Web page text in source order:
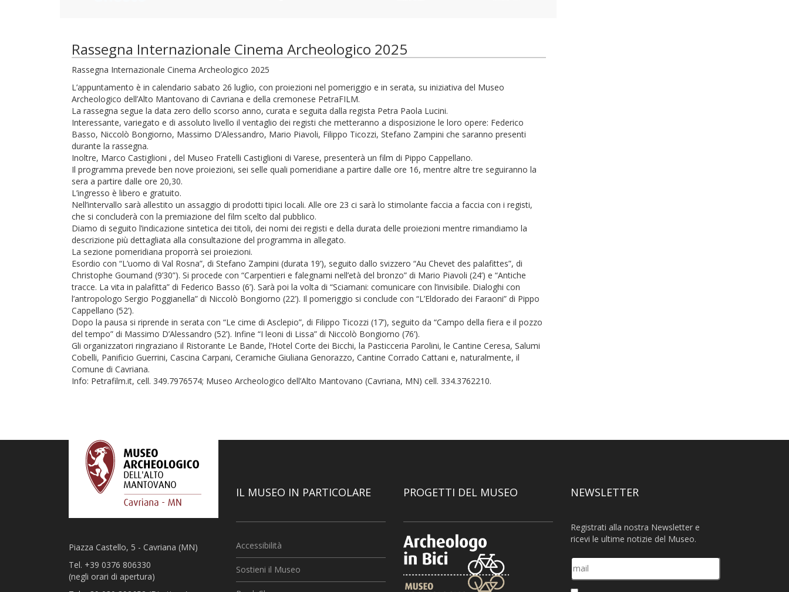
Rassegna Internazionale Cinema Archeologico 2025
Rassegna Internazionale Cinema Archeologico 2025
L’appuntamento è in calendario sabato 26 luglio, con proiezioni nel pomeriggio e in serata, su iniziativa del Museo
Archeologico dell’Alto Mantovano di Cavriana e della cremonese PetraFILM.
La rassegna segue la data zero dello scorso anno, curata e seguita dalla regista Petra Paola Lucini.
Interessante, variegato e di assoluto livello il ventaglio dei registi che metteranno a disposizione le loro opere: Federico
Basso, Niccolò Bongiorno, Massimo D’Alessandro, Mario Piavoli, Filippo Ticozzi, Stefano Zampini che saranno presenti
durante la rassegna.
Inoltre, Marco Castiglioni , del Museo Fratelli Castiglioni di Varese, presenterà un film di Pippo Cappellano.
Il programma prevede ben nove proiezioni, sei selle quali pomeridiane a partire dalle ore 16, mentre altre tre seguiranno la
sera a partire dalle ore 20,30.
L’ingresso è libero e gratuito.
Nell’intervallo sarà allestito un assaggio di prodotti tipici locali. Alle ore 23 ci sarà lo stimolante faccia a faccia con i registi,
che si concluderà con la premiazione del film scelto dal pubblico.
Diamo di seguito l’indicazione sintetica dei titoli, dei nomi dei registi e della durata delle proiezioni mentre rimandiamo la
descrizione più dettagliata alla consultazione del programma in allegato.
La sezione pomeridiana proporrà sei proiezioni.
Esordio con “L’uomo di Val Rosna”, di Stefano Zampini (durata 19’), seguito dallo svizzero “Au Chevet des palafittes”, di
Christophe Goumand (9’30”). Si procede con “Carpentieri e falegnami nell’età del bronzo” di Mario Piavoli (24’) e “Antiche
tracce. La vita in palafitta” di Federico Basso (6’). Sarà poi la volta di “Sciamani: comunicare con l’invisibile. Dialoghi con
l’antropologo Sergio Poggianella” di Niccolò Bongiorno (22’). Il pomeriggio si conclude con “L’Eldorado dei Faraoni” di Pippo
Cappellano (52’).
Dopo la pausa si riprende in serata con “Le cime di Asclepio”, di Filippo Ticozzi (17’), seguito da “Campo della fiera e il pozzo
del tempo” di Massimo D’Alessandro (52’). Infine “I leoni di Lissa” di Niccolò Bongiorno (76’).
Gli organizzatori ringraziano il Ristorante Le Bande, l’Hotel Corte dei Bicchi, la Pasticceria Parolini, le Cantine Ceresa, Salumi
Cobelli, Panificio Guerrini, Cascina Carpani, Ceramiche Giuliana Genorazzo, Cantine Corrado Cattani e, naturalmente, il
Comune di Cavriana.
Info: Petrafilm.it, cell. 349.7976574; Museo Archeologico dell’Alto Mantovano (Cavriana, MN) cell. 334.3762210.
Piazza Castello, 5 - Cavriana (MN)
Tel. +39 0376 806330
(negli orari di apertura)
IL MUSEO IN PARTICOLARE
Accessibilità
Sostieni il Museo
PROGETTI DEL MUSEO NEWSLETTER
Registrati alla nostra Newsletter e
ricevi le ultime notizie del Museo.